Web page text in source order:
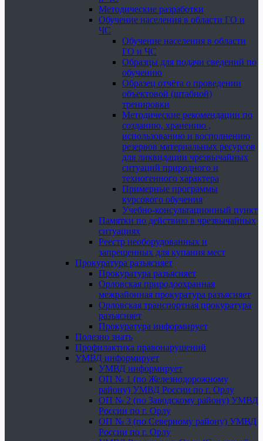
Методические разработки
Обучение населения в области ГО и
ЧС
Обучение населения в области
ГО и ЧС
Образцы для подачи сведений по
обучению
Образец отчёта о проведении
объектовой (штабной)
тренировки
Методические рекомендации по
созданию, хранению ,
использованию и восполнению
резервов материальных ресурсов
для ликвидации чрезвычайных
ситуаций природного и
техногенного характера
Примерные программы
курсового обучения
Учебно-консультационный пункт
Памятки по действию в чрезвычайных
ситуациях
Реестр необорудованных и
запрещенных для купания мест
Прокуратура разъясняет
Прокуратура разъясняет
Орловская природоохранная
межрайонная прокуратура разъясняет
Орловская транспортная прокуратура
разъясняет
Прокуратура информирует
Полезно знать
Профилактика правонарушений
УМВД информирует
УМВД информирует
ОП № 1 (по Железнодорожному
району) УМВД России по г. Орлу
ОП № 2 (по Заводскому району) УМВД
России по г. Орлу
ОП № 3 (по Северному району) УМВД
России по г. Орлу